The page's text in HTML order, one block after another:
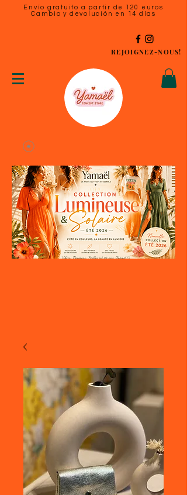
Envío gratuito a partir de 120 euros
Cambio y devolución en 14 días
REJOIGNEZ-NOUS!